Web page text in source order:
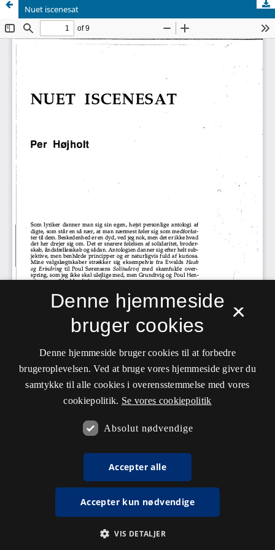
Nuet iscenesat
×
Denne hjemmeside
bruger cookies
Denne hjemmeside bruger cookies til at forbedre
brugeroplevelsen. Ved at bruge vores hjemmeside giver du
samtykke til alle cookies i overensstemmelse med vores
cookiepolitik. Se vores cookiepolitik
Absolut nødvendige
Accepter alle
Accepter kun nødvendige
VIS DETALJER